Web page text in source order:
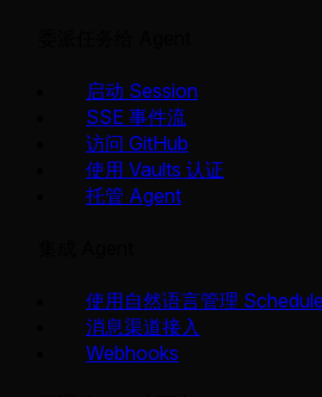
启动 Session
SSE 事件流
访问 GitHub
使用 Vaults 认证
托管 Agent
使用自然语言管理 Schedule
消息渠道接入
Webhooks